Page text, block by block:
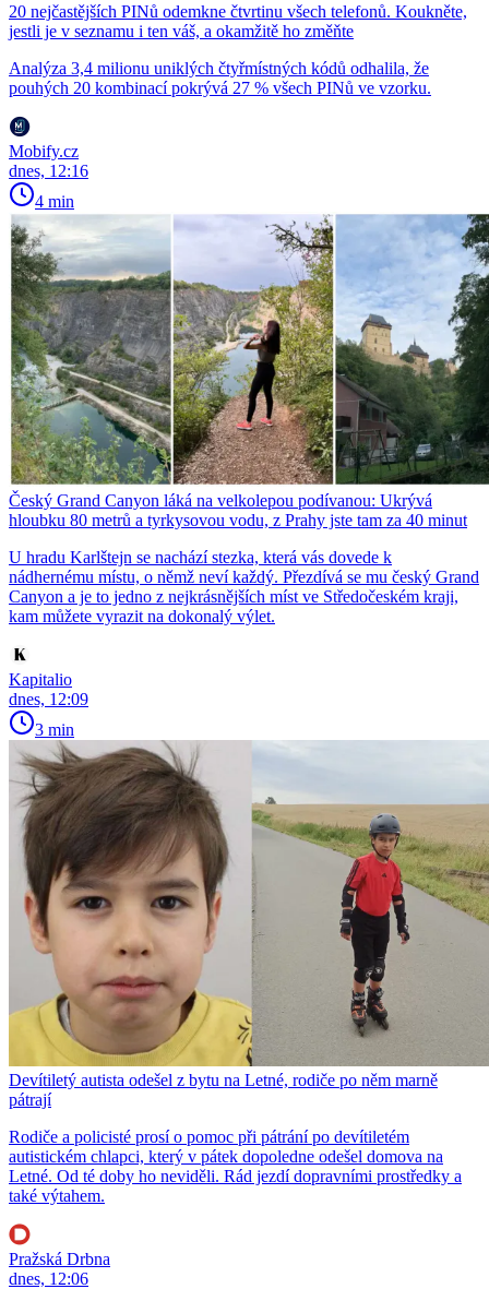
20 nejčastějších PINů odemkne čtvrtinu všech telefonů. Koukněte,
jestli je v seznamu i ten váš, a okamžitě ho změňte
Analýza 3,4 milionu uniklých čtyřmístných kódů odhalila, že
pouhých 20 kombinací pokrývá 27 % všech PINů ve vzorku.
Mobify.cz
dnes, 12:16
4 min
Český Grand Canyon láká na velkolepou podívanou: Ukrývá
hloubku 80 metrů a tyrkysovou vodu, z Prahy jste tam za 40 minut
U hradu Karlštejn se nachází stezka, která vás dovede k
nádhernému místu, o němž neví každý. Přezdívá se mu český Grand
Canyon a je to jedno z nejkrásnějších míst ve Středočeském kraji,
kam můžete vyrazit na dokonalý výlet.
Kapitalio
dnes, 12:09
3 min
Devítiletý autista odešel z bytu na Letné, rodiče po něm marně
pátrají
Rodiče a policisté prosí o pomoc při pátrání po devítiletém
autistickém chlapci, který v pátek dopoledne odešel domova na
Letné. Od té doby ho neviděli. Rád jezdí dopravními prostředky a
také výtahem.
Pražská Drbna
dnes, 12:06